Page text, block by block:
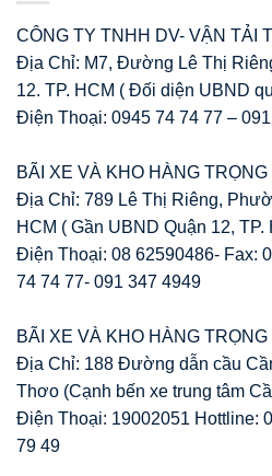
CÔNG TY TNHH DV- VẬN TẢI
Địa Chỉ: M7, Đường Lê Thị
12. TP. HCM ( Đối diện UBND
Điện Thoại: 0945 74 74 77 –
BÃI XE VÀ KHO HÀNG
Địa Chỉ: 789 Lê Thị Riêng,
HCM ( Gần UBND Quận 12, TP.
Điện Thoại: 08 62590486- Fax:
74 74 77- 091 347 4949
BÃI XE VÀ KHO HÀNG
Địa Chỉ: 188 Đường dẫn cầu
Thơo (Cạnh bến xe trung tâm
Điện Thoại: 19002051 Hottline:
79 49